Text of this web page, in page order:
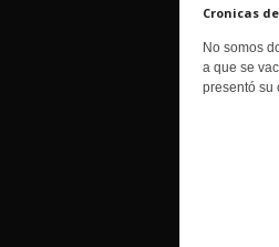
Cronicas
No somos
a que se
presentó su